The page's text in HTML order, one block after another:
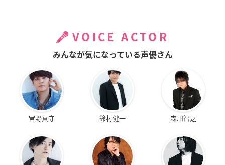
VOICE ACTOR
みんなが気になっている声優さん
宮野真守 鈴村健一 森川智之